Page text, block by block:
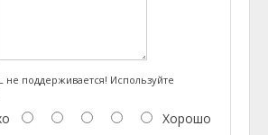
не поддерживается! Используйте
Хорошо